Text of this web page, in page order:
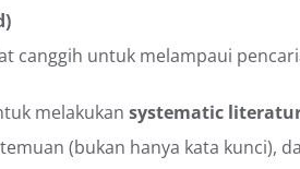
canggih untuk melampaui
melakukan systematic
(bukan hanya kata kunci),